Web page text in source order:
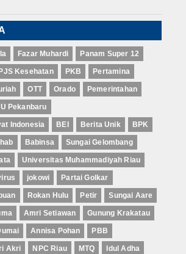
Fazar Muhardi Panam Super 12
Kesehatan PKB Pertamina
OTT Orado Pemerintahan
Pekanbaru
Indonesia BEI Berita Unik BPK
Babinsa Sungai Gelombang
Universitas Muhammadiyah Riau
jokowi Partai Golkar
Rokan Hulu Petir Sungai Aare
Amri Setiawan Gunung Krakatau
Annisa Pohan PBB
Akri NPC Riau MTQ Idul Adha